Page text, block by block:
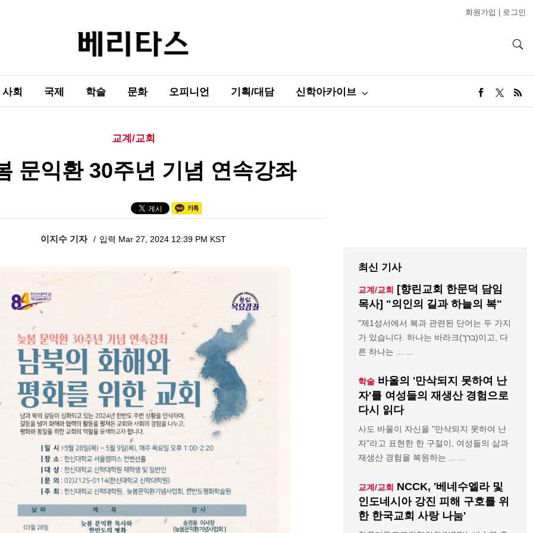
회원가입 로그인
사회 국제 학술 문화 오피니언 기획/대담 신학아카이브
교계/교회
문익환 30주년 기념 연속강좌
이지수 기자 입력 Mar 27, 2024 12:39 PM KST
최신 기사
교계/교회
[향린교회 한문덕 담임
목사] "의인의 길과 하늘의 복"
"제1성서에서 복과 관련된 단어는 두 가지
가 있습니다. 하나는 바라크(ברך)이고, 다
른 하나는 ... ...
학술 바울의 '만삭되지 못하여 난
자'를 여성들의 재생산 경험으로
다시 읽다
사도 바울이 자신을 "만삭되지 못하여 난
자"라고 표현한 한 구절이, 여성들의 삶과
재생산 경험을 복원하는 ... ...
교계/교회 NCCK, '베네수엘라 및
인도네시아 강진 피해 구호를 위
한 한국교회 사랑 나눔'